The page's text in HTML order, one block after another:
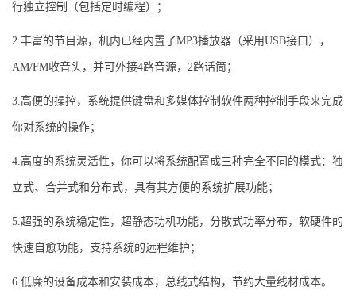
行独立控制（包括定时编程）；
2.丰富的节目源，机内已经内置了MP3播放器（采用USB接口），
AM/FM收音头，并可外接4路音源，2路话筒；
3.高便的操控，系统提供键盘和多媒体控制软件两种控制手段来完成
你对系统的操作；
4.高度的系统灵活性，你可以将系统配置成三种完全不同的模式：独
立式、合并式和分布式，具有其方便的系统扩展功能；
5.超强的系统稳定性，超静态功机功能，分散式功率分布，软硬件的
快速自愈功能，支持系统的远程维护；
6.低廉的设备成本和安装成本，总线式结构，节约大量线材成本。